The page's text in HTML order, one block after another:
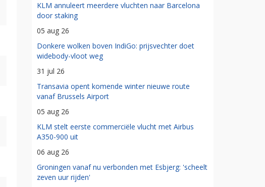
KLM annuleert meerdere vluchten naar Barcelona
door staking
05 aug 26
Donkere wolken boven IndiGo: prijsvechter doet
widebody-vloot weg
31 jul 26
Transavia opent komende winter nieuwe route
vanaf Brussels Airport
05 aug 26
KLM stelt eerste commerciële vlucht met Airbus
A350-900 uit
06 aug 26
Groningen vanaf nu verbonden met Esbjerg: 'scheelt
zeven uur rijden'